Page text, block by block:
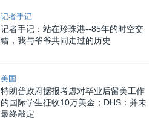
记者手记
记者手记：站在珍珠港--85年的时空交
错，我与爷爷共同走过的历史
美国
特朗普政府据报考虑对毕业后留美工作
的国际学生征收10万美金；DHS：并未
最终敲定